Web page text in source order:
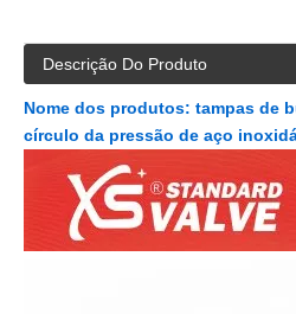
Descrição Do Produto
Nome dos produtos: tampas de
círculo da pressão de aço